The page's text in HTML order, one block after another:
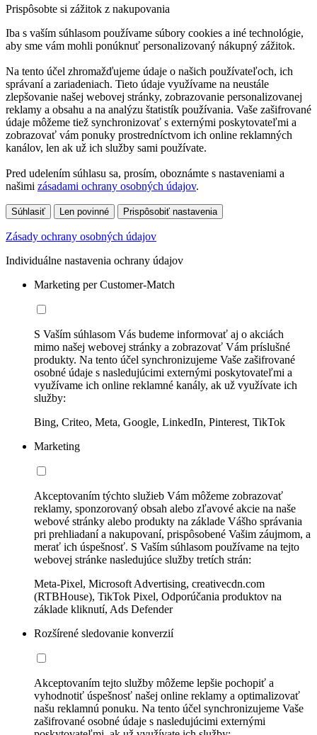
Prispôsobte si zážitok z nakupovania
Iba s vaším súhlasom používame súbory cookies a iné technológie,
aby sme vám mohli ponúknuť personalizovaný nákupný zážitok.
Na tento účel zhromažďujeme údaje o našich používateľoch, ich
správaní a zariadeniach. Tieto údaje využívame na neustále
zlepšovanie našej webovej stránky, zobrazovanie personalizovanej
reklamy a obsahu a na analýzu štatistík používania. Vaše zašifrované
údaje môžeme tiež synchronizovať s externými poskytovateľmi a
zobrazovať vám ponuky prostredníctvom ich online reklamných
kanálov, len ak už ich služby sami používate.
Pred udelením súhlasu sa, prosím, oboznámte s nastaveniami a
našimi zásadami ochrany osobných údajov.
Súhlasiť Len povinné Prispôsobiť nastavenia
Zásady ochrany osobných údajov
Individuálne nastavenia ochrany údajov
Marketing per Customer-Match
S Vaším súhlasom Vás budeme informovať aj o akciách
mimo našej webovej stránky a zobrazovať Vám príslušné
produkty. Na tento účel synchronizujeme Vaše zašifrované
osobné údaje s nasledujúcimi externými poskytovateľmi a
využívame ich online reklamné kanály, ak už využívate ich
služby:
Bing, Criteo, Meta, Google, LinkedIn, Pinterest, TikTok
Marketing
Akceptovaním týchto služieb Vám môžeme zobrazovať
reklamy, sponzorovaný obsah alebo zľavové akcie na naše
webové stránky alebo produkty na základe Vášho správania
pri prehliadaní a nakupovaní, prispôsobené Vašim záujmom, a
merať ich úspešnosť. S Vaším súhlasom používame na tejto
webovej stránke nasledujúce služby tretích strán:
Meta-Pixel, Microsoft Advertising, creativecdn.com
(RTBHouse), TikTok Pixel, Odporúčania produktov na
základe kliknutí, Ads Defender
Rozšírené sledovanie konverzií
Akceptovaním tejto služby môžeme lepšie pochopiť a
vyhodnotiť úspešnosť našej online reklamy a optimalizovať
našu reklamnú ponuku. Na tento účel synchronizujeme Vaše
zašifrované osobné údaje s nasledujúcimi externými